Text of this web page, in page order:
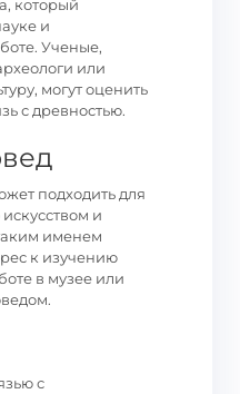
который
и
Ученые,
или
могут оценить
с древностью.
подходить для
и
именем
к изучению
в музее или
с